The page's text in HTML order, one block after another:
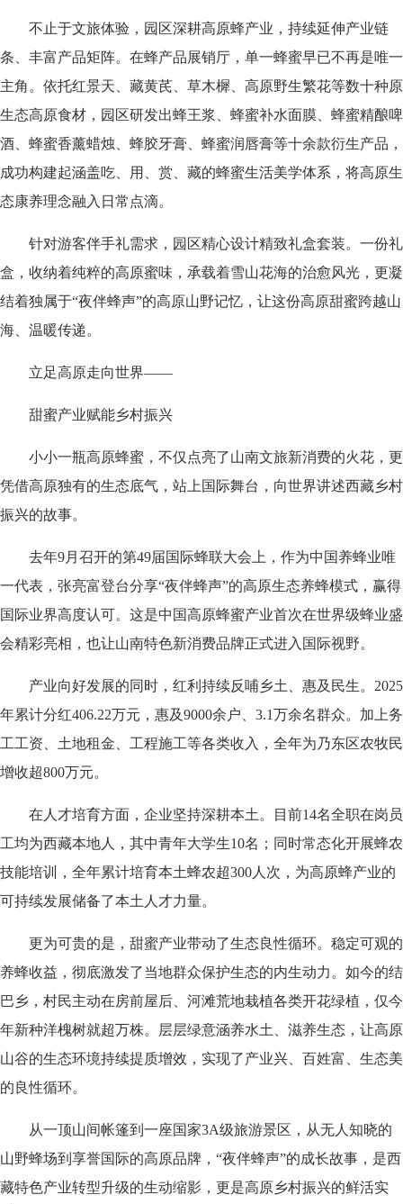
不止于文旅体验，园区深耕高原蜂产业，持续延伸产业链
条、丰富产品矩阵。在蜂产品展销厅，单一蜂蜜早已不再是唯一
主角。依托红景天、藏黄芪、草木樨、高原野生繁花等数十种原
生态高原食材，园区研发出蜂王浆、蜂蜜补水面膜、蜂蜜精酿啤
酒、蜂蜜香薰蜡烛、蜂胶牙膏、蜂蜜润唇膏等十余款衍生产品，
成功构建起涵盖吃、用、赏、藏的蜂蜜生活美学体系，将高原生
态康养理念融入日常点滴。
针对游客伴手礼需求，园区精心设计精致礼盒套装。一份礼
盒，收纳着纯粹的高原蜜味，承载着雪山花海的治愈风光，更凝
结着独属于“夜伴蜂声”的高原山野记忆，让这份高原甜蜜跨越山
海、温暖传递。
立足高原走向世界——
甜蜜产业赋能乡村振兴
小小一瓶高原蜂蜜，不仅点亮了山南文旅新消费的火花，更
凭借高原独有的生态底气，站上国际舞台，向世界讲述西藏乡村
振兴的故事。
去年9月召开的第49届国际蜂联大会上，作为中国养蜂业唯
一代表，张亮富登台分享“夜伴蜂声”的高原生态养蜂模式，赢得
国际业界高度认可。这是中国高原蜂蜜产业首次在世界级蜂业盛
会精彩亮相，也让山南特色新消费品牌正式进入国际视野。
产业向好发展的同时，红利持续反哺乡土、惠及民生。2025
年累计分红406.22万元，惠及9000余户、3.1万余名群众。加上务
工工资、土地租金、工程施工等各类收入，全年为乃东区农牧民
增收超800万元。
在人才培育方面，企业坚持深耕本土。目前14名全职在岗员
工均为西藏本地人，其中青年大学生10名；同时常态化开展蜂农
技能培训，全年累计培育本土蜂农超300人次，为高原蜂产业的
可持续发展储备了本土人才力量。
更为可贵的是，甜蜜产业带动了生态良性循环。稳定可观的
养蜂收益，彻底激发了当地群众保护生态的内生动力。如今的结
巴乡，村民主动在房前屋后、河滩荒地栽植各类开花绿植，仅今
年新种洋槐树就超万株。层层绿意涵养水土、滋养生态，让高原
山谷的生态环境持续提质增效，实现了产业兴、百姓富、生态美
的良性循环。
从一顶山间帐篷到一座国家3A级旅游景区，从无人知晓的
山野蜂场到享誉国际的高原品牌，“夜伴蜂声”的成长故事，是西
藏特色产业转型升级的生动缩影，更是高原乡村振兴的鲜活实